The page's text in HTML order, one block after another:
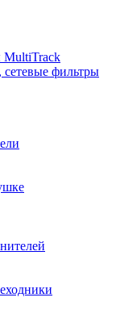
фильтры